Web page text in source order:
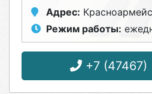
Адрес:
Режим работы:
+7 (47467)